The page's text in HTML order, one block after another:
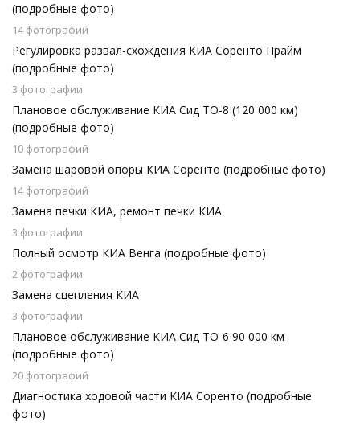
(подробные фото)
14 фотографий
Регулировка развал-схождения КИА Соренто Прайм
(подробные фото)
3 фотографии
Плановое обслуживание КИА Сид ТО-8 (120 000 км)
(подробные фото)
10 фотографий
Замена шаровой опоры КИА Соренто (подробные фото)
14 фотографий
Замена печки КИА, ремонт печки КИА
3 фотографии
Полный осмотр КИА Венга (подробные фото)
2 фотографии
Замена сцепления КИА
3 фотографии
Плановое обслуживание КИА Сид ТО-6 90 000 км
(подробные фото)
20 фотографий
Диагностика ходовой части КИА Соренто (подробные
фото)